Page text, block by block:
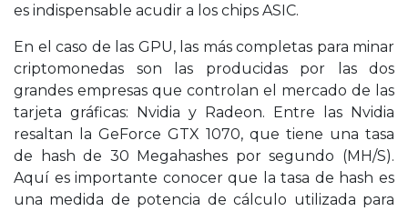
es indispensable acudir a los chips ASIC.
En el caso de las GPU, las más completas para minar
criptomonedas son las producidas por las dos
grandes empresas que controlan el mercado de las
tarjeta gráficas: Nvidia y Radeon. Entre las Nvidia
resaltan la GeForce GTX 1070, que tiene una tasa
de hash de 30 Megahashes por segundo (MH/S).
Aquí es importante conocer que la tasa de hash es
una medida de potencia de cálculo utilizada para